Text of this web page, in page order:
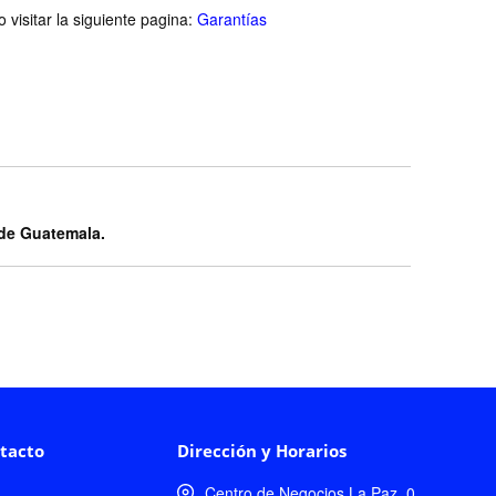
visitar la siguiente pagina: Garantías
Guatemala.
Dirección y Horarios